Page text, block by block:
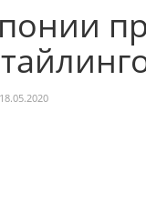
18.05.2020